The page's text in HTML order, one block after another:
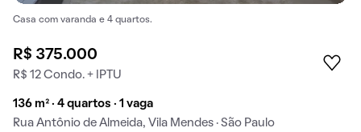
Casa com varanda e 4 quartos.
R$ 375.000
R$ 12 Condo. + IPTU
136 m² · 4 quartos · 1 vaga
Rua Antônio de Almeida, Vila Mendes · São Paulo